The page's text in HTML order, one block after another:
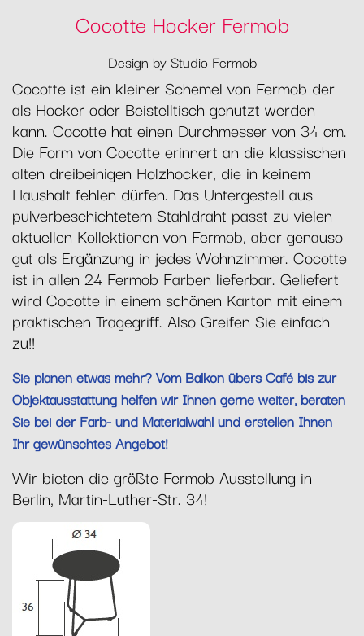
Cocotte Hocker Fermob
Design by Studio Fermob
Cocotte ist ein kleiner Schemel von Fermob der
als Hocker oder Beistelltisch genutzt werden
kann. Cocotte hat einen Durchmesser von 34 cm.
Die Form von Cocotte erinnert an die klassischen
alten dreibeinigen Holzhocker, die in keinem
Haushalt fehlen dürfen. Das Untergestell aus
pulverbeschichtetem Stahldraht passt zu vielen
aktuellen Kollektionen von Fermob, aber genauso
gut als Ergänzung in jedes Wohnzimmer. Cocotte
ist in allen 24 Fermob Farben lieferbar. Geliefert
wird Cocotte in einem schönen Karton mit einem
praktischen Tragegriff. Also Greifen Sie einfach
zu!!
Sie planen etwas mehr? Vom Balkon übers Café bis zur
Objektausstattung helfen wir Ihnen gerne weiter, beraten
Sie bei der Farb- und Materialwahl und erstellen Ihnen
Ihr gewünschtes Angebot!
Wir bieten die größte Fermob Ausstellung in
Berlin, Martin-Luther-Str. 34!